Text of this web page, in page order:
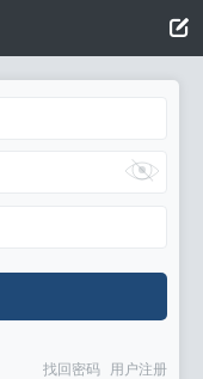
找回密码 用户注册